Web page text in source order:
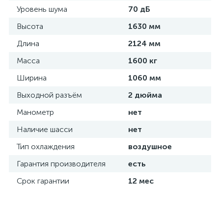
Уровень шума
70 дБ
Высота
1630 мм
Длина
2124 мм
Масса
1600 кг
Ширина
1060 мм
Выходной разъём
2 дюйма
Манометр
нет
Наличие шасси
нет
Тип охлаждения
воздушное
Гарантия производителя
есть
Срок гарантии
12 мес